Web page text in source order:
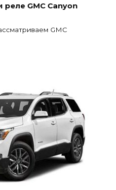
GMC Canyon
GMC